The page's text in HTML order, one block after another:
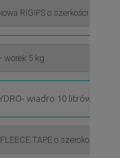
wiadro 10 litrów*